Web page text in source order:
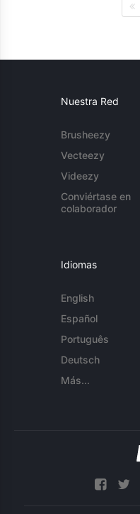
Nuestra Red
Brusheezy
Vecteezy
Videezy
Conviértase en
colaborador
Idiomas
English
Español
Português
Deutsch
Más...